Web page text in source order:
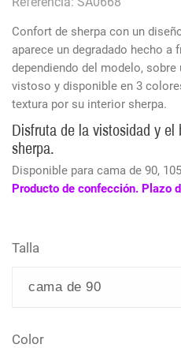
Confort de sherpa con un
aparece un degradado hecho a
dependiendo del modelo,
vistoso y disponible en 3
textura por su interior sherpa.
Disfruta de la vistosidad y el
sherpa.
Disponible para cama de 90,
Producto de confección. Plazo
Talla
Color